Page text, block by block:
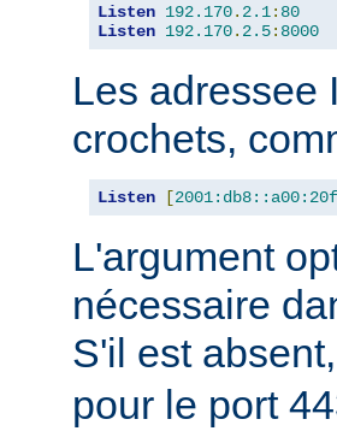
Listen 192.170. 2.1: 80
Listen 192.170. 2.5: 8000
Les adressee
crochets,
Listen [
L'argument
nécessaire
S'il est absent,
pour le port